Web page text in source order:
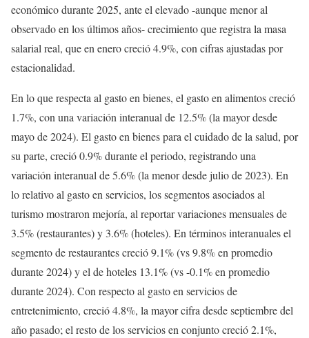
económico durante 2025, ante el elevado -aunque menor al
observado en los últimos años- crecimiento que registra la masa
salarial real, que en enero creció 4.9%, con cifras ajustadas por
estacionalidad.
En lo que respecta al gasto en bienes, el gasto en alimentos creció
1.7%, con una variación interanual de 12.5% (la mayor desde
mayo de 2024). El gasto en bienes para el cuidado de la salud, por
su parte, creció 0.9% durante el periodo, registrando una
variación interanual de 5.6% (la menor desde julio de 2023). En
lo relativo al gasto en servicios, los segmentos asociados al
turismo mostraron mejoría, al reportar variaciones mensuales de
3.5% (restaurantes) y 3.6% (hoteles). En términos interanuales el
segmento de restaurantes creció 9.1% (vs 9.8% en promedio
durante 2024) y el de hoteles 13.1% (vs -0.1% en promedio
durante 2024). Con respecto al gasto en servicios de
entretenimiento, creció 4.8%, la mayor cifra desde septiembre del
año pasado; el resto de los servicios en conjunto creció 2.1%,